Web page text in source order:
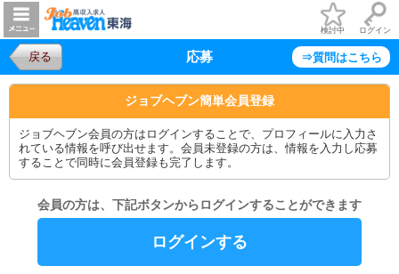
検討中 ログイン
戻る 応募 ⇒質問はこちら
ジョブヘブン簡単会員登録
ジョブヘブン会員の方はログインすることで、プロフィールに入力さ
れている情報を呼び出せます。会員未登録の方は、情報を入力し応募
することで同時に会員登録も完了します。
会員の方は、下記ボタンからログインすることができます
ログインする